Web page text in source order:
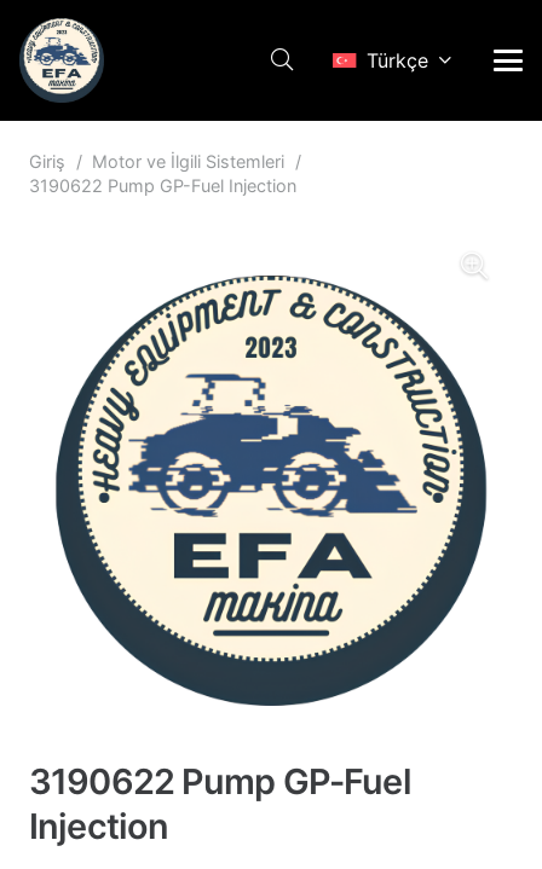
Türkçe
Giriş / Motor ve İlgili Sistemleri /
3190622 Pump GP-Fuel Injection
3190622 Pump GP-Fuel
Injection